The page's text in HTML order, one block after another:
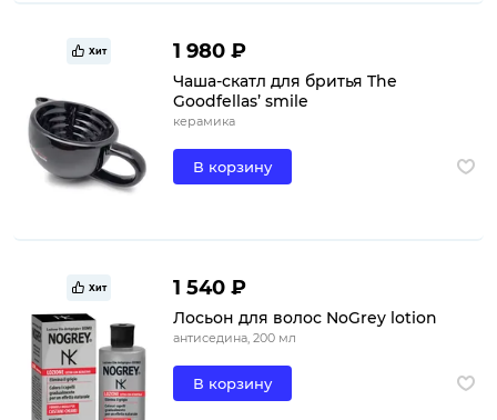
Хит 1 980 ₽
Чаша-скатл для бритья The
Goodfellas’ smile
керамика
В корзину
Хит 1 540 ₽
Лосьон для волос NoGrey lotion
антиседина, 200 мл
В корзину